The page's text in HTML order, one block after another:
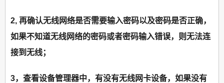
2, 再确认无线网络是否需要输入密码以及密码是否正确，
如果不知道无线网络的密码或者密码输入错误，则无法连
接到无线；
3，查看设备管理器中，有没有无线网卡设备，如果没有